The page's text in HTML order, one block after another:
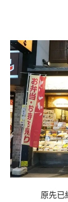
原先已